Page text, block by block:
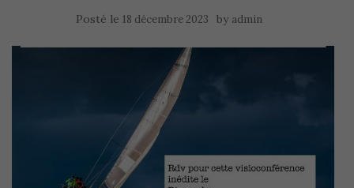
Posté le 18 décembre 2023 by admin